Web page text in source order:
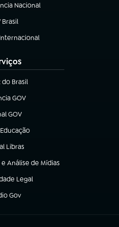
Nacional
aba)
Brasilem nova aba)
aba)
do Brasil
nova aba)
GOV
nova aba)
GOV
em nova aba)
nova aba)
Libras
em nova aba)
Análise de Mídias
Legal
nova aba)
Gov
em nova aba)